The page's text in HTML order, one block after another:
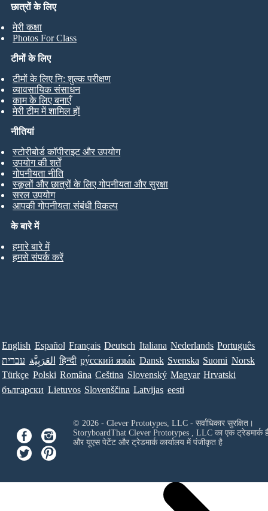
छात्रों के लिए
मेरी कक्षा
Photos For Class
टीमों के लिए
टीमों के लिए नि: शुल्क परीक्षण
व्यावसायिक संसाधन
काम के लिए बनाएँ
मेरी टीम में शामिल हों
के बारे में
हमारे बारे में
हमसे संपर्क करें
नीतियां
स्टोरीबोर्ड कॉपीराइट और उपयोग
उपयोग की शर्तें
गोपनीयता नीति
स्कूलों और छात्रों के लिए गोपनीयता और सुरक्षा
सरल उपयोग
आपकी गोपनीयता संबंधी विकल्प
English Español Français Deutsch Italiana Nederlands Português
עברית العَرَبِيَّة हिन्दी ру́сский язы́к Dansk Svenska Suomi Norsk
Türkçe Polski Româna Ceština Slovenský Magyar Hrvatski
български Lietuvos Slovenščina Latvijas eesti
© 2026 - Clever Prototypes, LLC - सर्वाधिकार सुरक्षित।
StoryboardThat Clever Prototypes , LLCका एक ट्रेडमार्क
और यूएस पेटेंट और ट्रेडमार्क कार्यालय में पंजीकृत है